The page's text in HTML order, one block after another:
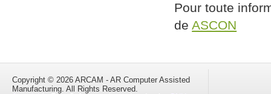
Pour toute
deASCON
Copyright © 2026 ARCAM - AR Computer Assisted
Manufacturing. All Rights Reserved.